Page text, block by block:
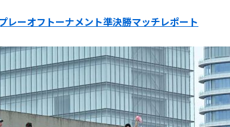
レーオフトーナメント準決勝マッチレポート